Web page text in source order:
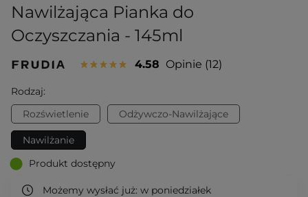
Nawilżająca Pianka do
Oczyszczania - 145ml
4.58 Opinie 12
Rodzaj:
Rozświetlenie
Odżywczo-Nawilżające
Nawilżanie
Produkt dostępny
Możemy wysłać już: w poniedziałek